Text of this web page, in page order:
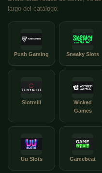
largo del catálogo.
Push Gaming Sneaky Slots
Slotmill
Wicked
Games
Uu Slots Gamebeat